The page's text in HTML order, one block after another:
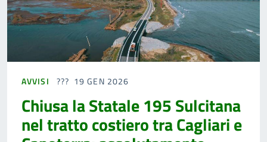
AVVISI 19 GEN 2026
Chiusa la Statale 195 Sulcitana
nel tratto costiero tra Cagliari e